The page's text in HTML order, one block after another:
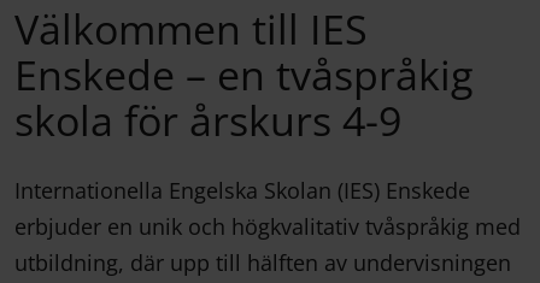
Välkommen till IES
Enskede – en tvåspråkig
skola för årskurs 4-9
Internationella Engelska Skolan (IES) Enskede
erbjuder en unik och högkvalitativ tvåspråkig med
utbildning, där upp till hälften av undervisningen